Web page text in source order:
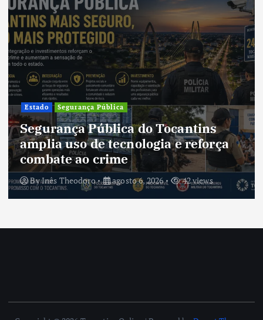
Cultura
Cultura do Tocantins preserva
tradições e fortalece identidade de
um estado em constante
transformação
ByInês Theodoro agosto 5, 2026 40 views